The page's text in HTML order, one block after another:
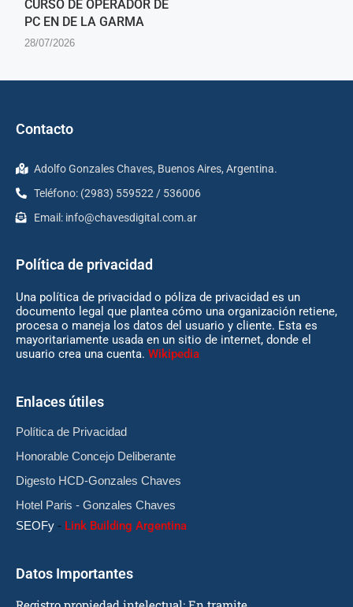
CURSO DE OPERADOR DE
PC EN DE LA GARMA
28/07/2026
Contacto
Adolfo Gonzales Chaves, Buenos Aires, Argentina.
Teléfono: (2983) 559522 / 536006
Email: info@chavesdigital.com.ar
Política de privacidad
Una política de privacidad o póliza de privacidad es un
documento legal que plantea cómo una organización retiene,
procesa o maneja los datos del usuario y cliente. Esta es
mayoritariamente usada en un sitio de internet, donde el
usuario crea una cuenta. Wikipedia
Enlaces útiles
Política de Privacidad
Honorable Concejo Deliberante
Digesto HCD-Gonzales Chaves
Hotel Paris - Gonzales Chaves
SEOFy - Link Building Argentina
Datos Importantes